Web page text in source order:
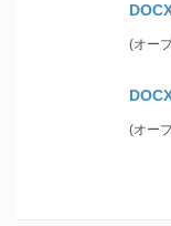
(オー
(オー